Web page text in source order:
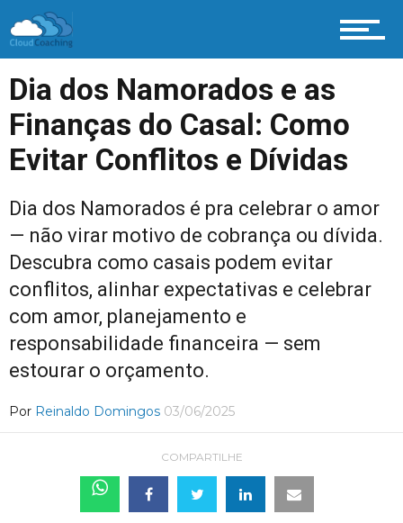
Dia dos Namorados e as
Finanças do Casal: Como
Evitar Conflitos e Dívidas
Dia dos Namorados é pra celebrar o amor
— não virar motivo de cobrança ou dívida.
Descubra como casais podem evitar
conflitos, alinhar expectativas e celebrar
com amor, planejamento e
responsabilidade financeira — sem
estourar o orçamento.
Por Reinaldo Domingos 03/06/2025
COMPARTILHE